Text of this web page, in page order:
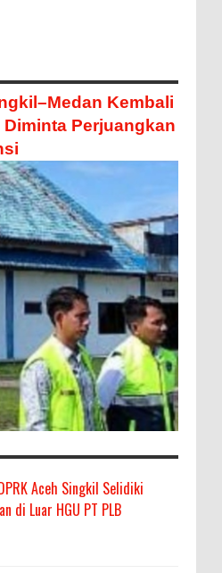
Kembali
Perjuangkan
Aceh Singkil Selidiki
di Luar HGU PT PLB